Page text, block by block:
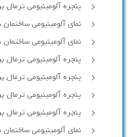
پنجره آلومینیومی
نمای آلومینیومی ساختمان
نمای آلومینیومی
پنجره آلومینیومی
پنجره آلومینیومی
پنجره آلومینیومی
پنجره آلومینیومی
نمای آلومینیومی